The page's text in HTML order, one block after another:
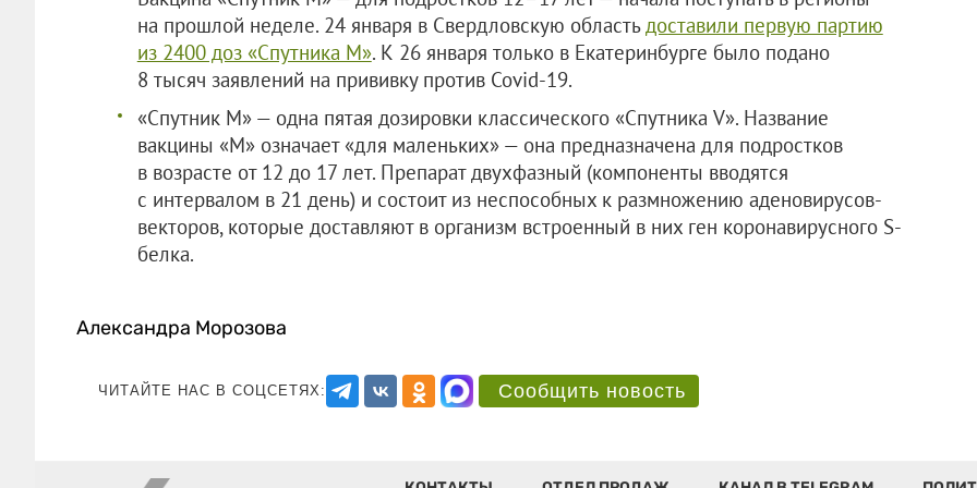
на прошлой неделе. 24 января в Свердловскую область доставили первую партию
из 2400 доз «Спутника М». К 26 января только в Екатеринбурге было подано
8 тысяч заявлений на прививку против Covid-19.
«Спутник М» — одна пятая дозировки классического «Спутника V». Название
вакцины «М» означает «для маленьких» — она предназначена для подростков
в возрасте от 12 до 17 лет. Препарат двухфазный (компоненты вводятся
с интервалом в 21 день) и состоит из неспособных к размножению аденовирусов-
векторов, которые доставляют в организм встроенный в них ген коронавирусного S-
белка.
Александра Морозова
ЧИТАЙТЕ НАС В СОЦСЕТЯХ: Сообщить новость